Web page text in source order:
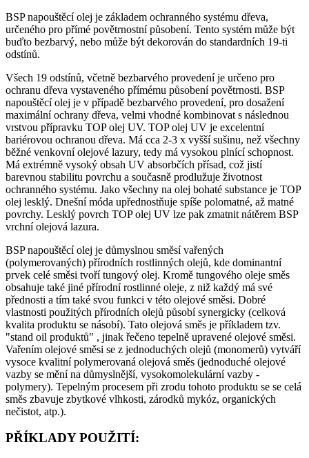
BSP napouštěcí olej je základem ochranného systému dřeva,
určeného pro přímé povětrnostní působení. Tento systém může být
buďto bezbarvý, nebo může být dekorován do standardních 19-ti
odstínů.
Všech 19 odstínů, včetně bezbarvého provedení je určeno pro
ochranu dřeva vystaveného přímému působení povětrnosti. BSP
napouštěcí olej je v případě bezbarvého provedení, pro dosažení
maximální ochrany dřeva, velmi vhodné kombinovat s následnou
vrstvou přípravku TOP olej UV. TOP olej UV je excelentní
bariérovou ochranou dřeva. Má cca 2-3 x vyšší sušinu, než všechny
běžné venkovní olejové lazury, tedy má vysokou plnící schopnost.
Má extrémně vysoký obsah UV absorbčích přísad, což jistí
barevnou stabilitu povrchu a současně prodlužuje životnost
ochranného systému. Jako všechny na olej bohaté substance je TOP
olej lesklý. Dnešní móda upřednostňuje spíše polomatné, až matné
povrchy. Lesklý povrch TOP olej UV lze pak zmatnit nátěrem BSP
vrchní olejová lazura.
BSP napouštěcí olej je důmyslnou směsí vařených
(polymerovaných) přírodních rostlinných olejů, kde dominantní
prvek celé směsi tvoří tungový olej. Kromě tungového oleje směs
obsahuje také jiné přírodní rostlinné oleje, z niž každý má své
přednosti a tím také svou funkci v této olejové směsi. Dobré
vlastnosti použitých přírodních olejů působí synergicky (celková
kvalita produktu se násobí). Tato olejová směs je příkladem tzv.
"stand oil produktů" , jinak řečeno tepelně upravené olejové směsi.
Vařením olejové směsi se z jednoduchých olejů (monomerů) vytváří
vysoce kvalitní polymerovaná olejová směs (jednoduché olejové
vazby se mění na důmyslnější, vysokomolekulární vazby -
polymery). Tepelným procesem při zrodu tohoto produktu se se celá
směs zbavuje zbytkové vlhkosti, zárodků mykóz, organických
nečistot, atp.).
PŘÍKLADY POUŽITÍ: